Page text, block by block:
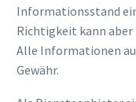
Informationsstand
Richtigkeit kann
Alle Informationen
Gewähr.